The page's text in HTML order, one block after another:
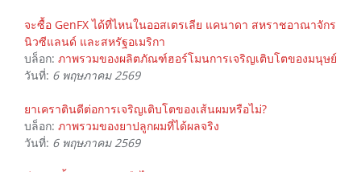
จะซื้อ GenFX ได้ที่ไหนในออสเตรเลีย แคนาดา สหราชอาณาจักร
นิวซีแลนด์ และสหรัฐอเมริกา
บล็อก: ภาพรวมของผลิตภัณฑ์ฮอร์โมนการเจริญเติบโตของมนุษย์
วันที่: 6 พฤษภาคม 2569
ยาเคราตินดีต่อการเจริญเติบโตของเส้นผมหรือไม่?
บล็อก: ภาพรวมของยาปลูกผมที่ได้ผลจริง
วันที่: 6 พฤษภาคม 2569